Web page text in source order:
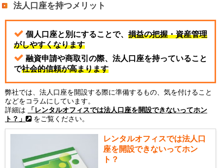
法人口座を持つメリット
個人口座と別にすることで、 損益の把握・資産管理
がしやすくなります
融資申請や商取引の際、法人口座を持っていること
で社会的信頼が高まります
弊社では、法人口座を開設する際に準備するもの、気を付けること
などをコラムにしています。
詳細は
「レンタルオフィスでは法人口座を開設できないってホン
ト？」
をご覧ください。
レンタルオフィスでは法人口
座を開設できないってホン
ト？